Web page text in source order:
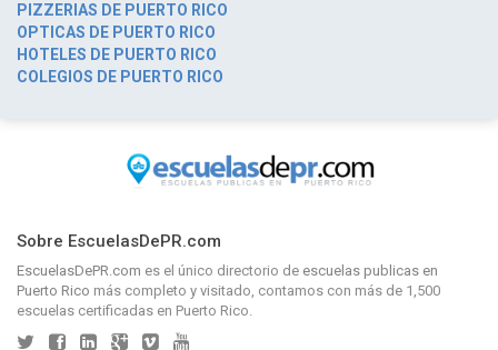
PIZZERIAS DE PUERTO RICO
OPTICAS DE PUERTO RICO
HOTELES DE PUERTO RICO
COLEGIOS DE PUERTO RICO
Sobre EscuelasDePR.com
EscuelasDePR.com es el único directorio de escuelas publicas en
Puerto Rico más completo y visitado, contamos con más de 1,500
escuelas certificadas en Puerto Rico.